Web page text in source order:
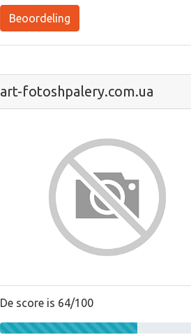
Beoordeling
art-fotoshpalery.com.ua
De score is 64/100